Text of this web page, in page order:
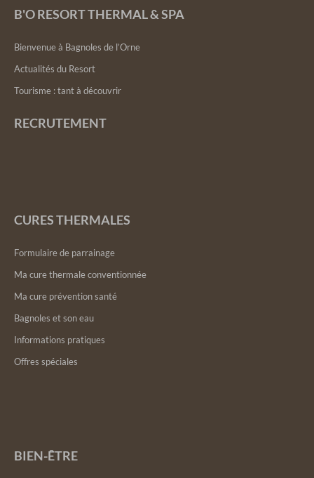
B'O RESORT THERMAL & SPA
Bienvenue à Bagnoles de l’Orne
Actualités du Resort
Tourisme : tant à découvrir
RECRUTEMENT
CURES THERMALES
Formulaire de parrainage
Ma cure thermale conventionnée
Ma cure prévention santé
Bagnoles et son eau
Informations pratiques
Offres spéciales
BIEN-ÊTRE